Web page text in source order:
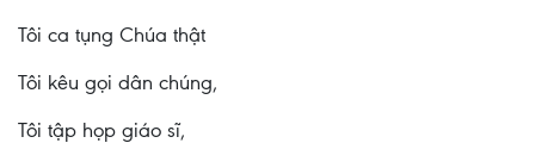
Tôi ca tụng Chúa thật
Tôi kêu gọi dân chúng,
Tôi tập họp giáo sĩ,